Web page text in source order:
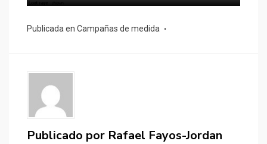
Publicada en Campañas de medida
Publicado por Rafael Fayos-Jordan